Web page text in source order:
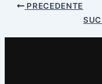
PRECEDENTE